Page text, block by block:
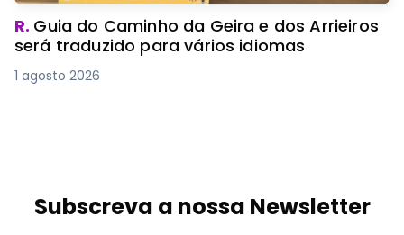
R. Guia do Caminho da Geira e dos Arrieiros
será traduzido para vários idiomas
1 agosto 2026
Subscreva a nossa Newsletter